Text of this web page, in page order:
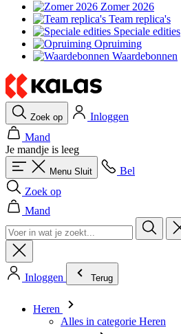
Zomer 2026
Team replica's
Speciale edities
Opruiming
Waardebonnen
Zoek op
Inloggen
Mand
Je mandje is leeg
Menu Sluit
Bel
Zoek op
Mand
Inloggen Terug
Heren
Alles in categorie Heren